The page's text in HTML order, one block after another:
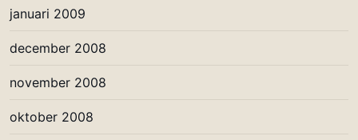
januari 2009
december 2008
november 2008
oktober 2008